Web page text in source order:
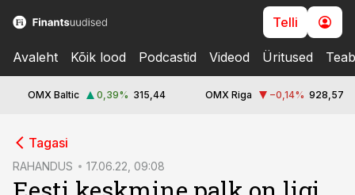
Telli
Avaleht Kõik lood Podcastid Videod Üritused
OMX Baltic 0,39% 315,44 OMX Riga −0,14% 928,57
Tagasi
RAHANDUS 17.06.22, 09:08